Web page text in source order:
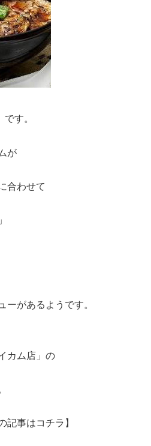
す。
が
合わせて
ーがあるようです。
カム店」の
記事はコチラ】